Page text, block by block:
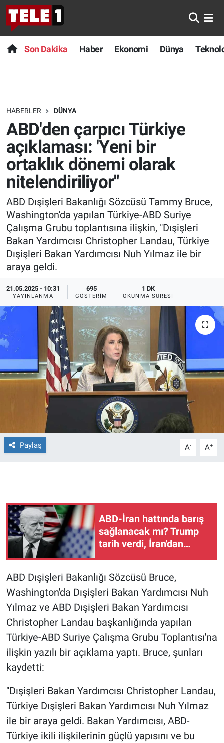
Son Dakika Haber Ekonomi Dünya
HABERLER DÜNYA
ABD'den çarpıcı Türkiye
açıklaması: 'Yeni bir
ortaklık dönemi olarak
nitelendiriliyor"
ABD Dışişleri Bakanlığı Sözcüsü Tammy Bruce,
Washington'da yapılan Türkiye-ABD Suriye
Çalışma Grubu toplantısına ilişkin, "Dışişleri
Bakan Yardımcısı Christopher Landau, Türkiye
Dışişleri Bakan Yardımcısı Nuh Yılmaz ile bir
araya geldi.
21.05.2025 - 10:31
YAYINLANMA
695
GÖSTERIM
1 DK
OKUNMA SÜRESI
Paylaş A- A+
ABD-İran hattında barış
sağlanacak mı? Trump
tarih verdi, İran'dan
ABD Dışişleri Bakanlığı Sözcüsü Bruce,
Washington'da Dışişleri Bakan Yardımcısı Nuh
Yılmaz ve ABD Dışişleri Bakan Yardımcısı
Christopher Landau başkanlığında yapılan
Türkiye-ABD Suriye Çalışma Grubu Toplantısı'na
ilişkin yazılı bir açıklama yaptı. Bruce, şunları
kaydetti:
"Dışişleri Bakan Yardımcısı Christopher Landau,
Türkiye Dışişleri Bakan Yardımcısı Nuh Yılmaz
ile bir araya geldi. Bakan Yardımcısı, ABD-
Türkiye ikili ilişkilerinin güçlü yapısını ve bu
Anında Manşet
Başka Sohbetler
Bilim turu
Bilim ve Teknoloji Evreni
Doğa Konuşuyor
Dünya
Ege Saati
Ege'den Esintiler
Eğitim
Eğlence
Ekonomi
Forum
Gerçeğin İzinde
Gün Başlıyor
Gün Bitiyor
Gün Ortası
Haber
İlan
Kimdir
Koronavirüs
Kültür Sanat
Ne demişti
Popüler
Programlar
Son Dakika
Haber
Dünya
Teknoloji
Sağlık
Spor
Yayın Akışı
İletişim
Nöbetçi Eczaneler
Hava Durumu
Trafik Durumu
Süper Lig Puan Durumu ve Fikstür
Tüm Manşetler
Son Dakika Haberleri
Haber Arşivi